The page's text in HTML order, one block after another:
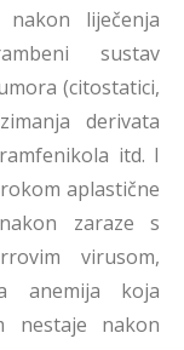
liječenja
sustav
(citostatici,
derivata
itd. I
aplastične
zaraze s
virusom,
anemija koja
nestaje nakon